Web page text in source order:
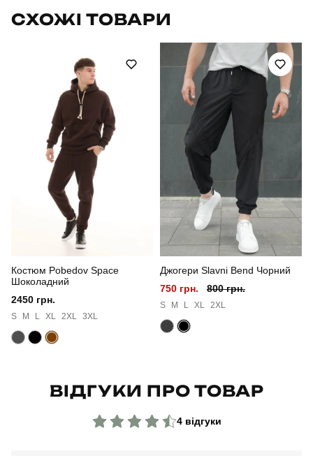
кофта
Призначення для повсякденного носіння
повсякденний
осінь
Матеріал в'язка
Склад тканини 65% поліестер, 35% бавовна
Країна - виробник
СХОЖІ ТОВАРИ
Костюм Pobedov Space
Шоколадний
2450 грн.
S M L XL 2XL 3XL
Джогери Slavni Bend Чорний
750 грн.
800 грн.
S M L XL 2XL
ВІДГУКИ ПРО ТОВАР
4 відгуки